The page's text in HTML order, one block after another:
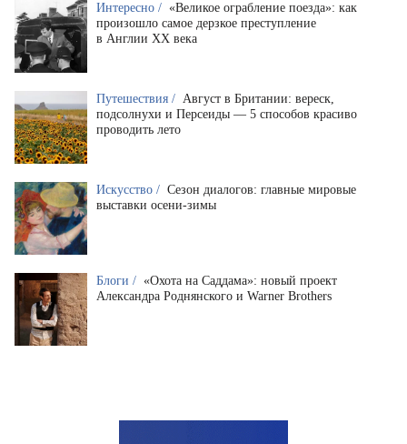
Интересно / «Великое ограбление поезда»: как
произошло самое дерзкое преступление
в Англии XX века
Путешествия / Август в Британии: вереск,
подсолнухи и Персеиды — 5 способов красиво
проводить лето
Искусство / Сезон диалогов: главные мировые
выставки осени-зимы
Блоги / «Охота на Саддама»: новый проект
Александра Роднянского и Warner Brothers